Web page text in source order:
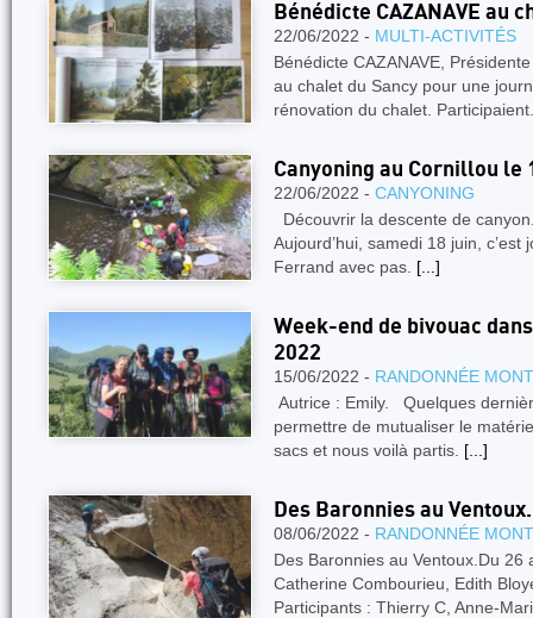
Bénédicte CAZANAVE au
22/06/2022 - MULTI-ACTIVITÉS
Bénédicte CAZANAVE,
au chalet du Sancy pour une
rénovation du chalet.
Canyoning au Cornillou le
22/06/2022 - CANYONING
Découvrir la descente de
Aujourd’hui, samedi 18 juin,
Ferrand avec pas. [...]
Week-end de bivouac
2022
15/06/2022 - RANDONNÉE
Autrice : Emily. Quelques
permettre de mutualiser le
sacs et nous voilà partis. [...]
Des Baronnies au Ventoux.
08/06/2022 - RANDONNÉE
Des Baronnies au Ventoux.Du 26
Catherine Combourieu, Edith
Participants : Thierry C, Anne-